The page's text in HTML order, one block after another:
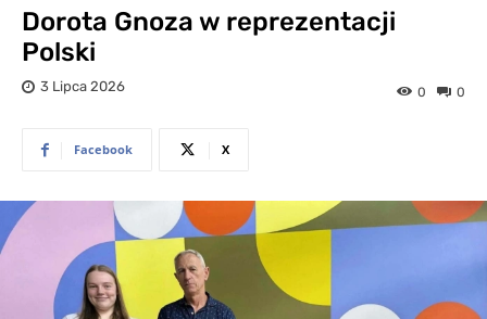
Dorota Gnoza w reprezentacji
Polski
3 Lipca 2026 0
0
Facebook X